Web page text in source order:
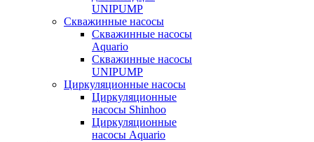
UNIPUMP
Скважинные насосы
Скважинные насосы
Aquario
Скважинные насосы
UNIPUMP
Циркуляционные насосы
Циркуляционные
насосы Shinhoo
Циркуляционные
насосы Aquario